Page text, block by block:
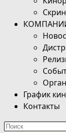
График
Контакты
Поиск